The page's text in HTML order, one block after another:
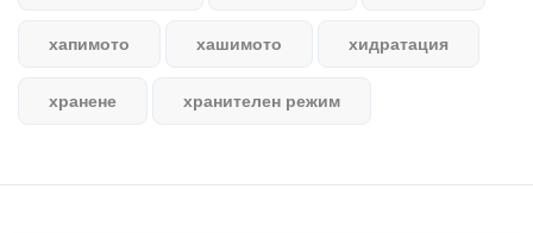
хапимото хашимото хидратация
хранене хранителен режим